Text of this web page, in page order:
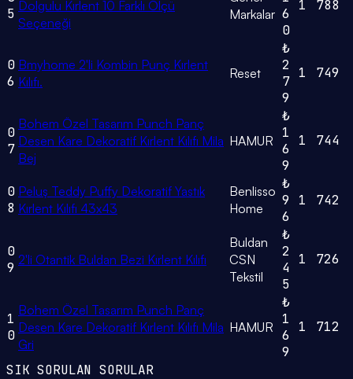
5 Dolgulu Kırlent 10 Farklı Ölçü
Seçeneği
Markalar 6
0
1 788
0
6
Bmyhome 2'li Kombin Punç Kırlent
Kılıfı.
Reset
₺
2
7
9
1 749
0
7
Bohem Özel Tasarım Punch Panç
Desen Kare Dekoratif Kırlent Kılıfı Mila
Bej
HAMUR
₺
1
6
9
1 744
0
8
Peluş Teddy Puffy Dekoratif Yastık
Kırlent Kılıfı 43x43
Benlisso
Home
₺
9
6
1 742
0
9 2'li Otantik Buldan Bezi Kırlent Kılıfı
Buldan
CSN
Tekstil
₺
2
4
5
1 726
1
0
Bohem Özel Tasarım Punch Panç
Desen Kare Dekoratif Kırlent Kılıfı Mila
Gri
HAMUR
₺
1
6
9
1 712
SIK SORULAN SORULAR